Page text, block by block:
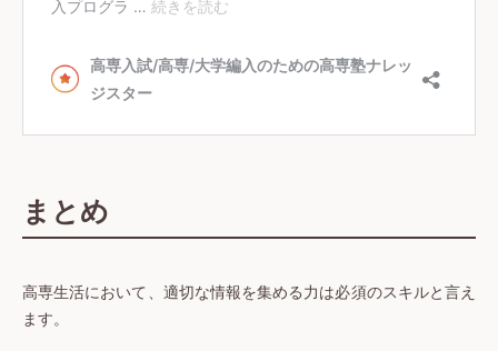
まとめ
高専生活において、適切な情報を集める力は必須のスキルと言え
ます。